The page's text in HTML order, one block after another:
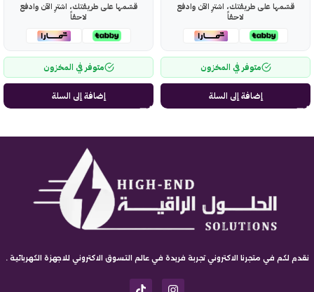
قسّمها على طريقتك، اشترِ الآن وادفع
لاحقاً
متوفر في المخزون
إضافة إلى السلة
قسّمها على طريقتك، اشترِ الآن وادفع
لاحقاً
متوفر في المخزون
إضافة إلى السلة
نقدم لكم في متجرنا الاكتروني تجربة فريدة في عالم التسوق الاكتروني للاجهزة الكهربائية .